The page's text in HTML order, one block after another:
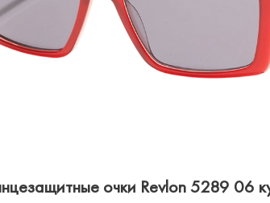
очки Revlon 5289 06